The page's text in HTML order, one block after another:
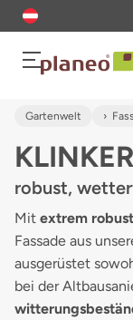
Gartenwelt
robust,
Mit extrem
Fassade aus
ausgerüstet
bei der